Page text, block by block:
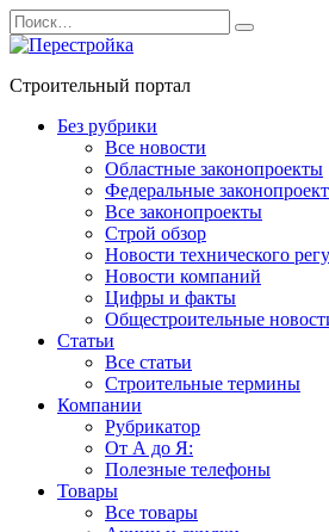
Перейти
к
содержанию
Search
for:
Строительный портал
Без рубрики
Все новости
Областные законопроекты
Федеральные
Все законопроекты
Строй обзор
Новости технического
Новости компаний
Цифры и факты
Общестроительные
Статьи
Все статьи
Строительные термины
Компании
Рубрикатор
От А до Я:
Полезные телефоны
Товары
Все товары